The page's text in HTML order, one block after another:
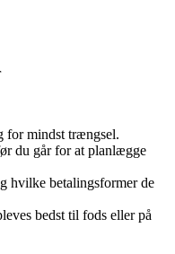
for mindst trængsel.
du går for at planlægge
hvilke betalingsformer de
bedst til fods eller på